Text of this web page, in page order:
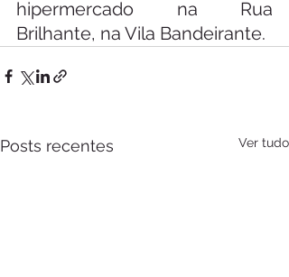
hipermercado na Rua
Brilhante, na Vila Bandeirante.
Posts recentes Ver tudo